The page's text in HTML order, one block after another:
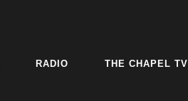
RADIO THE CHAPEL TV